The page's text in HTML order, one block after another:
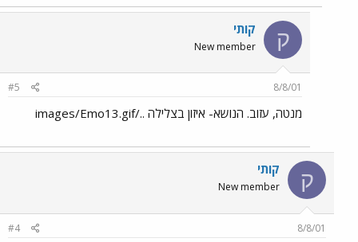
ק קותי
New member
8/8/01
#5
מנטה, עזוב. הנושא- איזון בצלילה ../images/Emo13.gif
ק קותי
New member
8/8/01
#4